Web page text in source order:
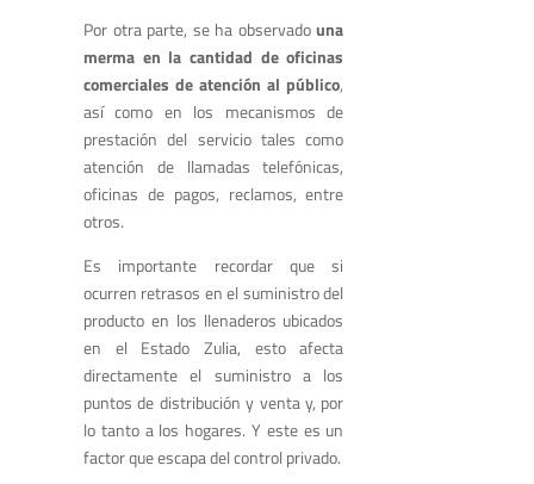
Por otra parte, se ha observadouna
merma en la cantidad de oficinas
comerciales de atención al público,
así como en los mecanismos de
prestación del servicio tales como
atención de llamadas telefónicas,
oficinas de pagos, reclamos, entre
otros.
Es importante recordar que si
ocurren retrasos en el suministro del
producto en los llenaderos ubicados
en el Estado Zulia, esto afecta
directamente el suministro a los
puntos de distribución y venta y, por
lo tanto a los hogares. Y este es un
factor que escapa del control privado.